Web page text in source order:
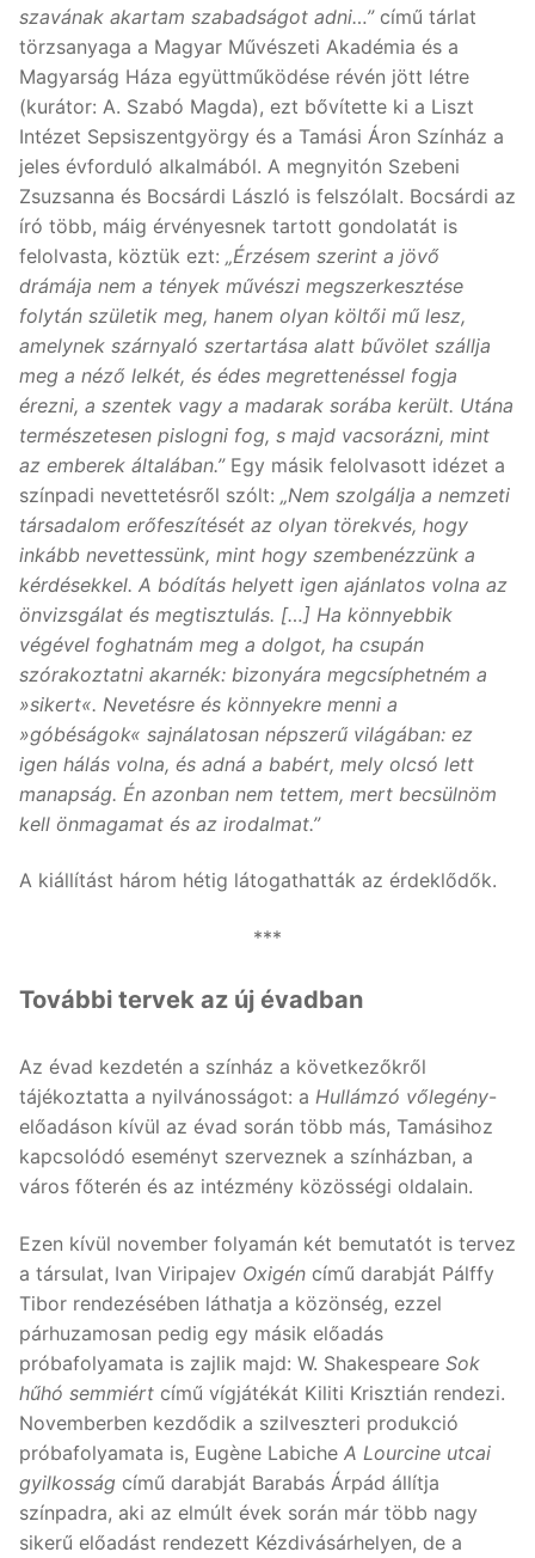
szavának akartam szabadságot adni…”című tárlat
törzsanyaga a Magyar Művészeti Akadémia és a
Magyarság Háza együttműködése révén jött létre
(kurátor: A. Szabó Magda), ezt bővítette ki a Liszt
Intézet Sepsiszentgyörgy és a Tamási Áron Színház a
jeles évforduló alkalmából. A megnyitón Szebeni
Zsuzsanna és Bocsárdi László is felszólalt. Bocsárdi az
író több, máig érvényesnek tartott gondolatát is
felolvasta, köztük ezt: „Érzésem szerint a jövő
drámája nem a tények művészi megszerkesztése
folytán születik meg, hanem olyan költői mű lesz,
amelynek szárnyaló szertartása alatt bűvölet szállja
meg a néző lelkét, és édes megrettenéssel fogja
érezni, a szentek vagy a madarak sorába került. Utána
természetesen pislogni fog, s majd vacsorázni, mint
az emberek általában.”Egy másik felolvasott idézet a
színpadi nevettetésről szólt: „Nem szolgálja a nemzeti
társadalom erőfeszítését az olyan törekvés, hogy
inkább nevettessünk, mint hogy szembenézzünk a
kérdésekkel. A bódítás helyett igen ajánlatos volna az
önvizsgálat és megtisztulás. […] Ha könnyebbik
végével foghatnám meg a dolgot, ha csupán
szórakoztatni akarnék: bizonyára megcsíphetném a
»sikert«. Nevetésre és könnyekre menni a
»góbéságok« sajnálatosan népszerű világában: ez
igen hálás volna, és adná a babért, mely olcsó lett
manapság. Én azonban nem tettem, mert becsülnöm
kell önmagamat és az irodalmat.”
A kiállítást három hétig látogathatták az érdeklődők.
***
További tervek az új évadban
Az évad kezdetén a színház a következőkről
tájékoztatta a nyilvánosságot: a Hullámzó vőlegény-
előadáson kívül az évad során több más, Tamásihoz
kapcsolódó eseményt szerveznek a színházban, a
város főterén és az intézmény közösségi oldalain.
Ezen kívül november folyamán két bemutatót is tervez
a társulat, Ivan Viripajev Oxigén című darabját Pálffy
Tibor rendezésében láthatja a közönség, ezzel
párhuzamosan pedig egy másik előadás
próbafolyamata is zajlik majd: W. Shakespeare Sok
hűhó semmiért című vígjátékát Kiliti Krisztián rendezi.
Novemberben kezdődik a szilveszteri produkció
próbafolyamata is, Eugène Labiche A Lourcine utcai
gyilkosság című darabját Barabás Árpád állítja
színpadra, aki az elmúlt évek során már több nagy
sikerű előadást rendezett Kézdivásárhelyen, de a